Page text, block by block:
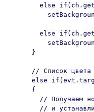
else
else
      }
// Список цвета
else
      {
// Получаем
// и